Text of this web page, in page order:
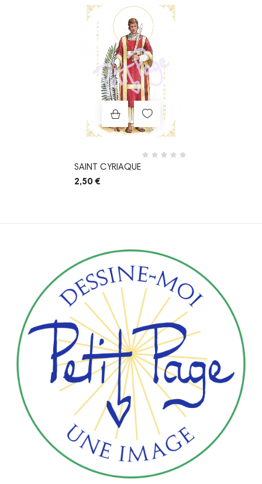
Prix
SAINT CYRIAQUE
2,50 €